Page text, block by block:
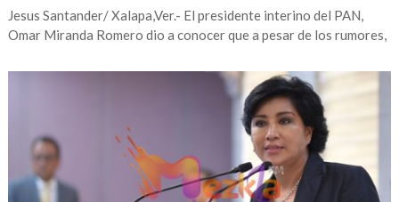
Jesus Santander/ Xalapa,Ver.- El presidente interino del PAN,
Omar Miranda Romero dio a conocer que a pesar de los rumores,